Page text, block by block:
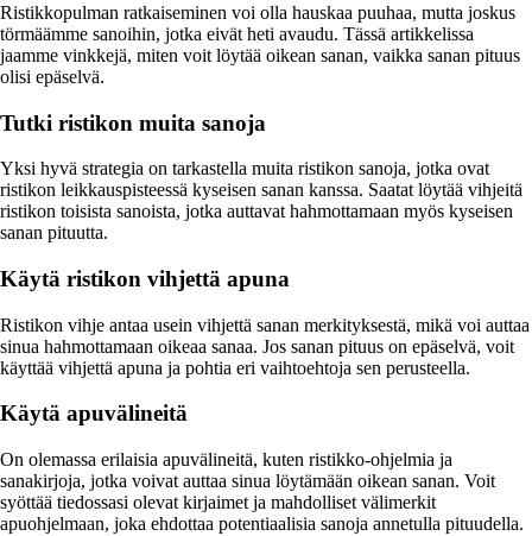
Ristikkopulman ratkaiseminen voi olla hauskaa puuhaa, mutta joskus
törmäämme sanoihin, jotka eivät heti avaudu. Tässä artikkelissa
jaamme vinkkejä, miten voit löytää oikean sanan, vaikka sanan pituus
olisi epäselvä.
Tutki ristikon muita sanoja
Yksi hyvä strategia on tarkastella muita ristikon sanoja, jotka ovat
ristikon leikkauspisteessä kyseisen sanan kanssa. Saatat löytää vihjeitä
ristikon toisista sanoista, jotka auttavat hahmottamaan myös kyseisen
sanan pituutta.
Käytä ristikon vihjettä apuna
Ristikon vihje antaa usein vihjettä sanan merkityksestä, mikä voi auttaa
sinua hahmottamaan oikeaa sanaa. Jos sanan pituus on epäselvä, voit
käyttää vihjettä apuna ja pohtia eri vaihtoehtoja sen perusteella.
Käytä apuvälineitä
On olemassa erilaisia apuvälineitä, kuten ristikko-ohjelmia ja
sanakirjoja, jotka voivat auttaa sinua löytämään oikean sanan. Voit
syöttää tiedossasi olevat kirjaimet ja mahdolliset välimerkit
apuohjelmaan, joka ehdottaa potentiaalisia sanoja annetulla pituudella.